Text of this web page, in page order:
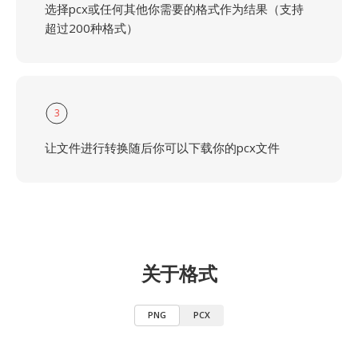
选择pcx或任何其他你需要的格式作为结果（支持
超过200种格式）
3
让文件进行转换随后你可以下载你的pcx文件
关于格式
PNG PCX